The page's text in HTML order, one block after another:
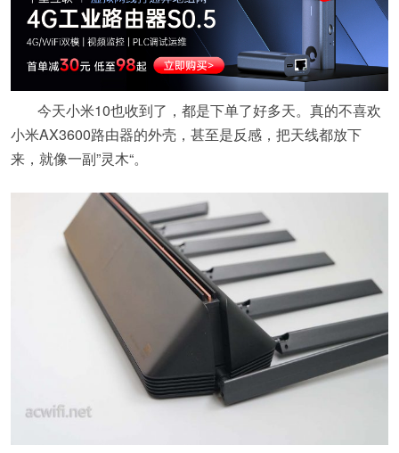
今天小米10也收到了，都是下单了好多天。真的不喜欢
小米AX3600路由器的外壳，甚至是反感，把天线都放下
来，就像一副”灵木“。